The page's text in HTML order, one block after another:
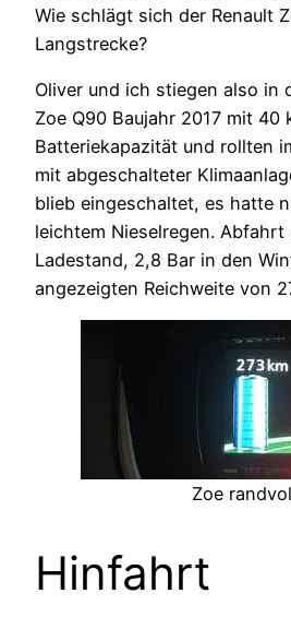
Wie schlägt sich der Renault
Langstrecke?
Oliver und ich stiegen also in
Zoe Q90 Baujahr 2017 mit 40
Batteriekapazität und rollten
mit abgeschalteter
blieb eingeschaltet, es hatte
leichtem Nieselregen. Abfahrt
Ladestand, 2,8 Bar in den
angezeigten Reichweite von
Zoe
Hinfahrt